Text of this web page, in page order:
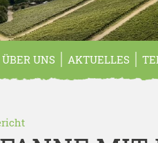
ÜBER UNS AKTUELLES